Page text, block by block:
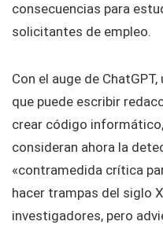
consecuencias para
solicitantes de empleo.
Con el auge de
que puede escribir
crear código
consideran ahora la
«contramedida crítica
hacer trampas del siglo
investigadores, pero